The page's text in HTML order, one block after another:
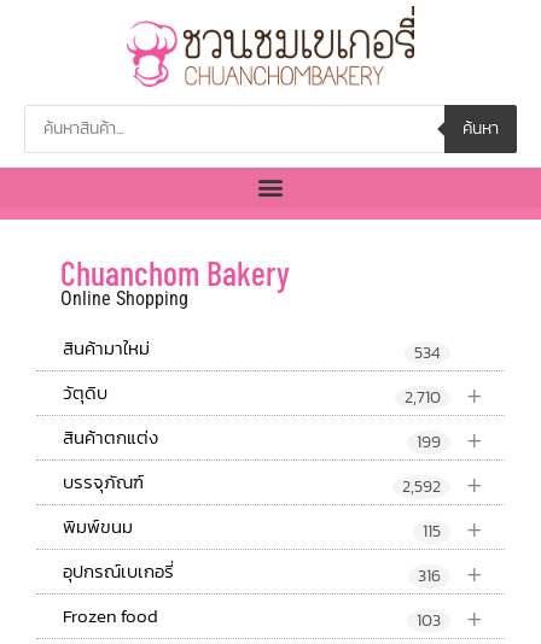
ค้นหา
Chuanchom Bakery
Online Shopping
สินค้ามาใหม่ 534
+
วัตุดิบ 2,710
+
สินค้าตกแต่ง 199
+
บรรจุภัณฑ์ 2,592
+
พิมพ์ขนม 115
+
อุปกรณ์เบเกอรี่ 316
+
Frozen food 103